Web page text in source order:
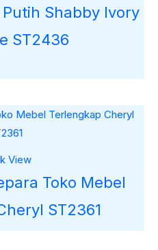
Shabby Ivory
ST2436
View
Toko Mebel
ST2361